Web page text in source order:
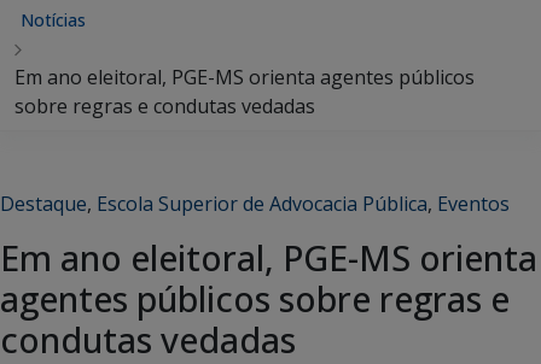
Notícias
Em ano eleitoral, PGE-MS orienta agentes públicos
sobre regras e condutas vedadas
Destaque, Escola Superior de Advocacia Pública, Eventos
Em ano eleitoral, PGE-MS orienta
agentes públicos sobre regras e
condutas vedadas